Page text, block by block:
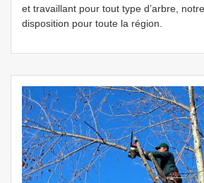
et travaillant pour tout type d’arbre,
disposition pour toute la région.